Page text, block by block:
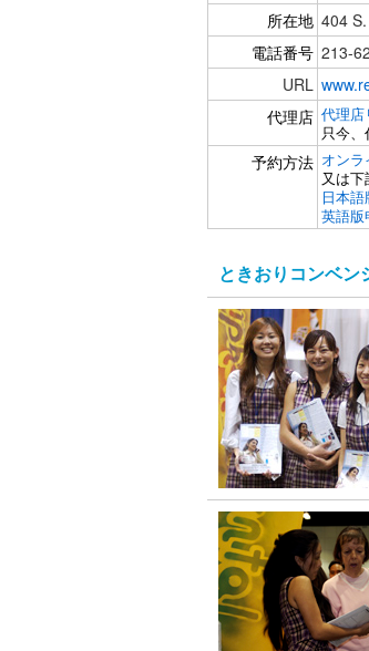
所在地 404
電話番号 213-
URL
代理店 代理店
只今、
予約方法 オン
又は下
日本
英語版
ときおりコンベン